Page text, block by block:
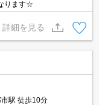
ります☆
詳細を見る
駅 徒歩10分